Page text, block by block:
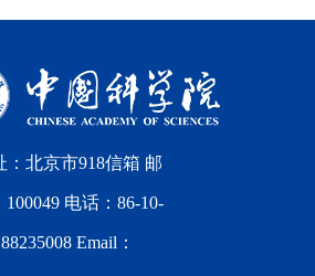
：北京市918信箱 邮
100049 电话：86-10-
88235008 Email：